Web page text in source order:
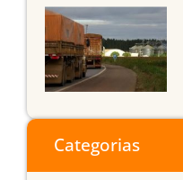
Categorias